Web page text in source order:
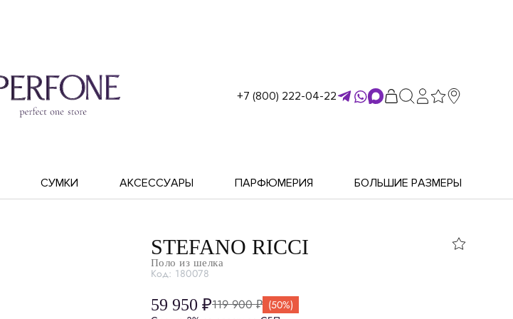
+7 (800) 222-04-22
СУМКИ АКСЕССУАРЫ ПАРФЮМЕРИЯ БОЛЬШИЕ РАЗМЕРЫ
STEFANO RICCI
Поло из шелка
Код: 180078
59 950 ₽119 900 ₽ (50%)